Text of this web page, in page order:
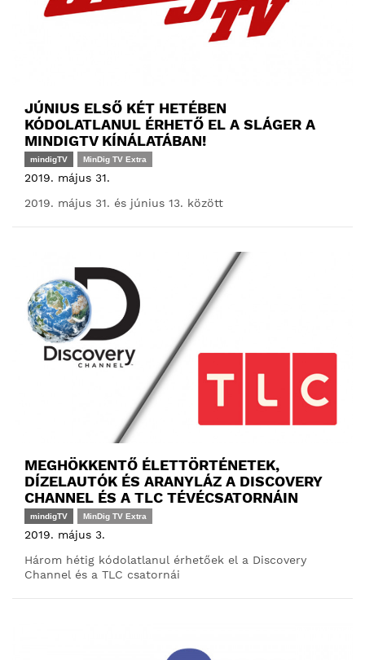
JÚNIUS ELSŐ KÉT HETÉBEN
KÓDOLATLANUL ÉRHETŐ EL A SLÁGER A
MINDIGTV KÍNÁLATÁBAN!
mindigTV MinDig TV Extra
2019. május 31.
2019. május 31. és június 13. között
MEGHÖKKENTŐ ÉLETTÖRTÉNETEK,
DÍZELAUTÓK ÉS ARANYLÁZ A DISCOVERY
CHANNEL ÉS A TLC TÉVÉCSATORNÁIN
mindigTV MinDig TV Extra
2019. május 3.
Három hétig kódolatlanul érhetőek el a Discovery
Channel és a TLC csatornái